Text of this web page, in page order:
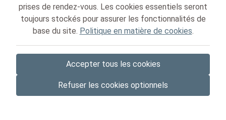
- Vos rendez-vous médicaux en Belgique 🇧🇪
prises de rendez-vous. Les cookies essentiels seront
toujours stockés pour assurer les fonctionnalités de
base du site. Politique en matière de cookies.
Accepter tous les cookies
Refuser les cookies optionnels